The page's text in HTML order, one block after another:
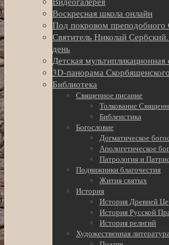
Воскресная школа онлайн
Под покровом преподобного
Святитель Николай
день
Детская мультипликационная
3D-панорама
Библиотека
Священное писание
Толкование
Библеистика
Богословие
Догматическое
Апологетическое
Патрология и
Подвижники благочестия
Жития святых
История
История Древней
История Русской
История религий
Художественная